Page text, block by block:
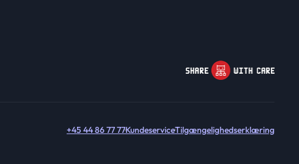
+45 44 86 77 77KundeserviceTilgængelighedserklæring